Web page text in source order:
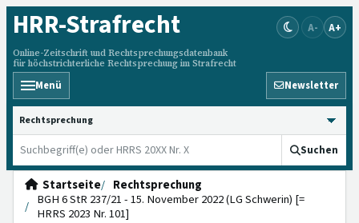
HRR-Strafrecht
Online-Zeitschrift und Rechtsprechungsdatenbank
für höchstrichterliche Rechtsprechung im Strafrecht
A- A+
Menü Newsletter
HRRS durchsuchen
Suchen
Startseite
Rechtsprechung
BGH 6 StR 237/21 - 15. November 2022 (LG Schwerin) [=
HRRS 2023 Nr. 101]